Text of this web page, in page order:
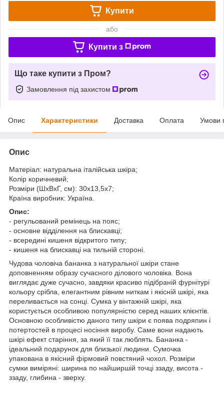
Купити
або
Купити з
Що таке купити з Пром?
Замовлення під захистом
Опис Характеристики Доставка Оплата Умови
Опис
Матеріал: натуральна італійська шкіра;
Колір коричневий;
Розміри (ШхВхГ, см): 30х13,5х7;
Країна виробник: Україна.
Опис:
- регульований ремінець на пояс;
- основне відділення на блискавці;
- всередині кишеня відкритого типу;
- кишеня на блискавці на тильній стороні.
Чудова чоловіча бананка з натуральної шкіри стане
доповненням образу сучасного ділового чоловіка. Вона
виглядає дуже сучасно, завдяки красиво підібраній фурнітурі
кольору срібла, елегантним рівним ниткам і якісній шкірі, яка
переливається на сонці. Сумка у вінтажній шкірі, яка
користується особливою популярністю серед наших клієнтів.
Основною особливістю даного типу шкіри є поява подряпин і
потертостей в процесі носіння виробу. Саме вони надають
шкірі ефект старіння, за який її так люблять. Бананка -
ідеальний подарунок для близької людини. Сумочка
упакована в якісний фірмовий повстяний чохол. Розміри
сумки виміряні: ширина по найширшій точці ззаду, висота -
ззаду, глибина - зверху.